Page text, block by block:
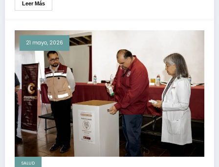
Leer Más
21 mayo, 2026
SALUD